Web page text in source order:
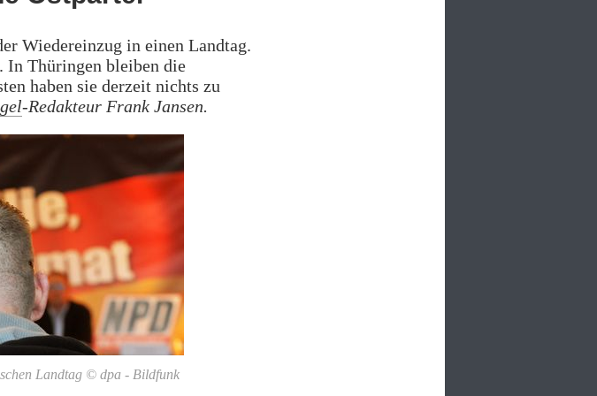
Wiedereinzug in einen Landtag.
In Thüringen bleiben die
haben sie derzeit nichts zu
-Redakteur Frank Jansen.
Landtag © dpa - Bildfunk